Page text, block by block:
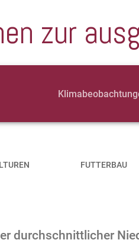
zur
FUTTERBAU
durchschnittlicher